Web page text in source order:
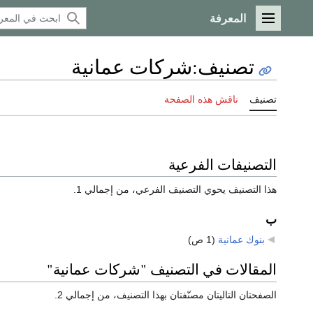
القائمة الرئيسية
المعرفة
تصنيف:شركات عمانية
تصنيف ناقش هذه الصفحة
التصنيفات الفرعية
هذا التصنيف يحوي التصنيف الفرعي، من إجمالي 1.
ب
بنوك عمانية (1 ص)
المقالات في التصنيف "شركات عمانية"
الصفحتان التاليتان مصنّفتان بهذا التصنيف، من إجمالي 2.